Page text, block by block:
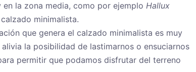
la zona media, como por ejemplo Hallux
minimalista.
que genera el calzado minimalista es muy
la posibilidad de lastimarnos o ensuciarnos
permitir que podamos disfrutar del terreno